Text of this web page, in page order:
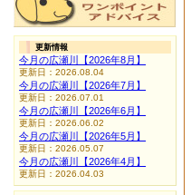
更新情報
今月の広瀬川【2026年8月】
更新日：2026.08.04
今月の広瀬川【2026年7月】
更新日：2026.07.01
今月の広瀬川【2026年6月】
更新日：2026.06.02
今月の広瀬川【2026年5月】
更新日：2026.05.07
今月の広瀬川【2026年4月】
更新日：2026.04.03